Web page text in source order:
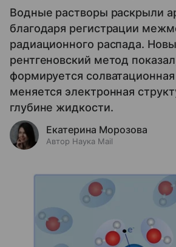
Водные растворы раскрыли
благодаря регистрации
радиационного распада.
рентгеновский метод
формируется
меняется электронная
глубине жидкости.
Екатерина Морозова
Автор Наука Mail